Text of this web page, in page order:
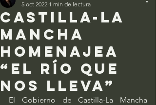
Castilla-La
Mancha
homenajea
“El Río que
nos lleva”
5 oct 2022 1 min de lectura
El Gobierno de Castilla-La Mancha